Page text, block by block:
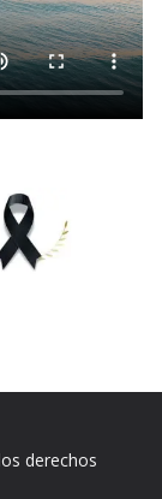
derechos